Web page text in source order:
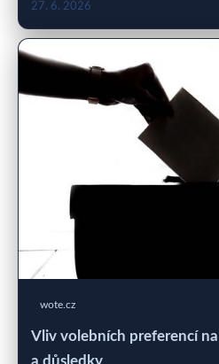
27. 6. 2026
wote.cz
Vliv volebních preferencí
a důsledky